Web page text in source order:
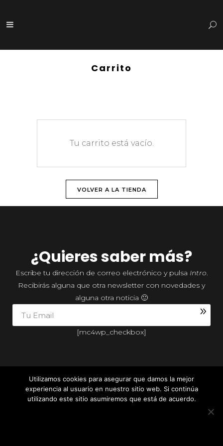
Carrito
Tu carrito está vacío.
VOLVER A LA TIENDA
¿Quieres saber más?
Escribe tu dirección de correo electrónico y pulsa Intro.
Recibirás alguna que otra newsletter con novedades y
alguna otra noticia 🙂
[mc4wp_checkbox]
CATÁLOGO AUTORES TIENDA NOTICIAS
Utilizamos cookies para asegurar que damos la mejor
experiencia al usuario en nuestro sitio web. Si continúa
utilizando este sitio asumiremos que está de acuerdo.